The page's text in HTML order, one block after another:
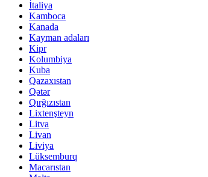
İtaliya
Kamboca
Kanada
Kayman adaları
Kipr
Kolumbiya
Kuba
Qazaxıstan
Qətər
Qırğızıstan
Lixtenşteyn
Litva
Livan
Liviya
Lüksemburq
Macarıstan